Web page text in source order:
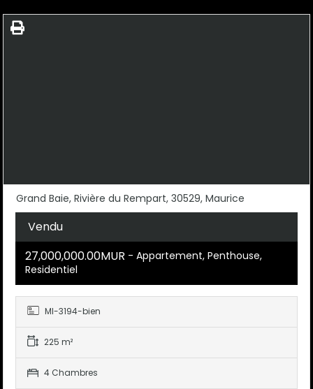
Grand Baie, Rivière du Rempart, 30529, Maurice
Vendu
27,000,000.00MUR - Appartement, Penthouse,
Residentiel
MI-3194-bien
225 m²
4 Chambres